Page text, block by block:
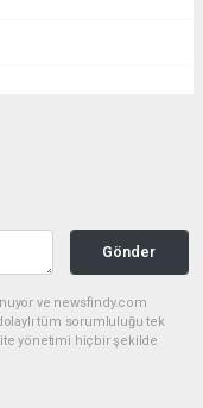
Gönder
ve newsfindy.com
tüm sorumluluğu tek
yönetimi hiçbir şekilde